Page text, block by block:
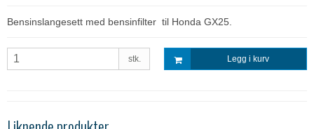
Bensinslangesett med bensinfilter til Honda GX25.
stk. Legg i kurv